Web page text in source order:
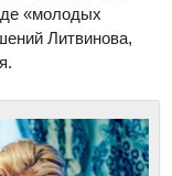
«молодых
Литвинова,